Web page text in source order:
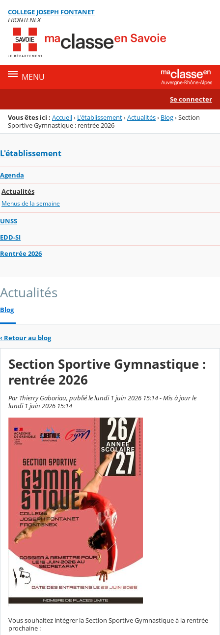
Menu de la rubrique
Contenu
COLLEGE JOSEPH FONTANET
FRONTENEX
MENU
Se connecter
Vous êtes ici : Accueil› L'établissement›Actualités› Blog›Section
Sportive Gymnastique : rentrée 2026
L'établissement
Agenda
Actualités
Menus de la semaine
UNSS
EDD-SI
Rentrée 2026
Actualités
Blog
‹ Retour au blog
Section Sportive Gymnastique :
rentrée 2026
Par Thierry Gaboriau, publié le lundi 1 juin 2026 15:14 - Mis à jour le
lundi 1 juin 2026 15:14
Vous souhaitez intégrer la Section Sportive Gymnastique à la rentrée
prochaine :